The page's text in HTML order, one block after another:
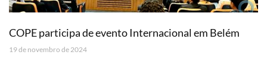
COPE participa de evento Internacional em Belém
19 de novembro de 2024